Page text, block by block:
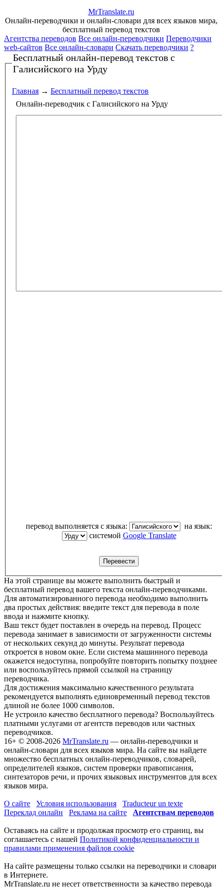
MrTranslate.ru
Онлайн-переводчики и онлайн-словари для всех языков мира,
бесплатный перевод текстов
Агентства переводов Все онлайн-переводчики Переводчики
web-сайтов Все онлайн-словари Скачать переводчики ?
Бесплатный онлайн-перевод текстов с
Галисийского на Урду
Главная → Бесплатный перевод текстов
Онлайн-переводчик с Галисийского на Урду
перевод выполняется с языка:
системой Google Translate
На этой странице вы можете выполнить быстрый и
бесплатный перевод вашего текста онлайн-переводчиками.
Для автоматизированного перевода необходимо выполнить
два простых действия: введите текст для перевода в поле
ввода и нажмите кнопку.
Ваш текст будет поставлен в очередь на перевод. Процесс
перевода занимает в зависимости от загруженности системы
от нескольких секунд до минуты. Результат перевода
откроется в новом окне. Если система машинного перевода
окажется недоступна, попробуйте повторить попытку позднее
или воспользуйтесь прямой ссылкой на страницу
переводчика.
Для достижения максимально качественного результата
рекомендуется выполнять единовременный перевод текстов
длиной не более 1000 символов.
Не устроило качество бесплатного перевода? Воспользуйтесь
платными услугами от агентств переводов или частных
переводчиков.
16+ © 2008-2026 MrTranslate.ru — онлайн-переводчики и
онлайн-словари для всех языков мира. На сайте вы найдете
множество бесплатных онлайн-переводчиков, словарей,
определителей языков, систем проверки правописания,
синтезаторов речи, и прочих языковых инструментов для всех
языков мира.
О сайте Условия использования
Traducteur un texte
Переклад онлайн
Реклама на сайте Агентствам переводов
Оставаясь на сайте и продолжая просмотр его страниц, вы
соглашаетесь с нашей Политикой конфиденциальности и
правилами применения файлов cookie
На сайте размещены только ссылки на переводчики и словари
в Интернете.
MrTranslate.ru не несет ответственности за качество перевода